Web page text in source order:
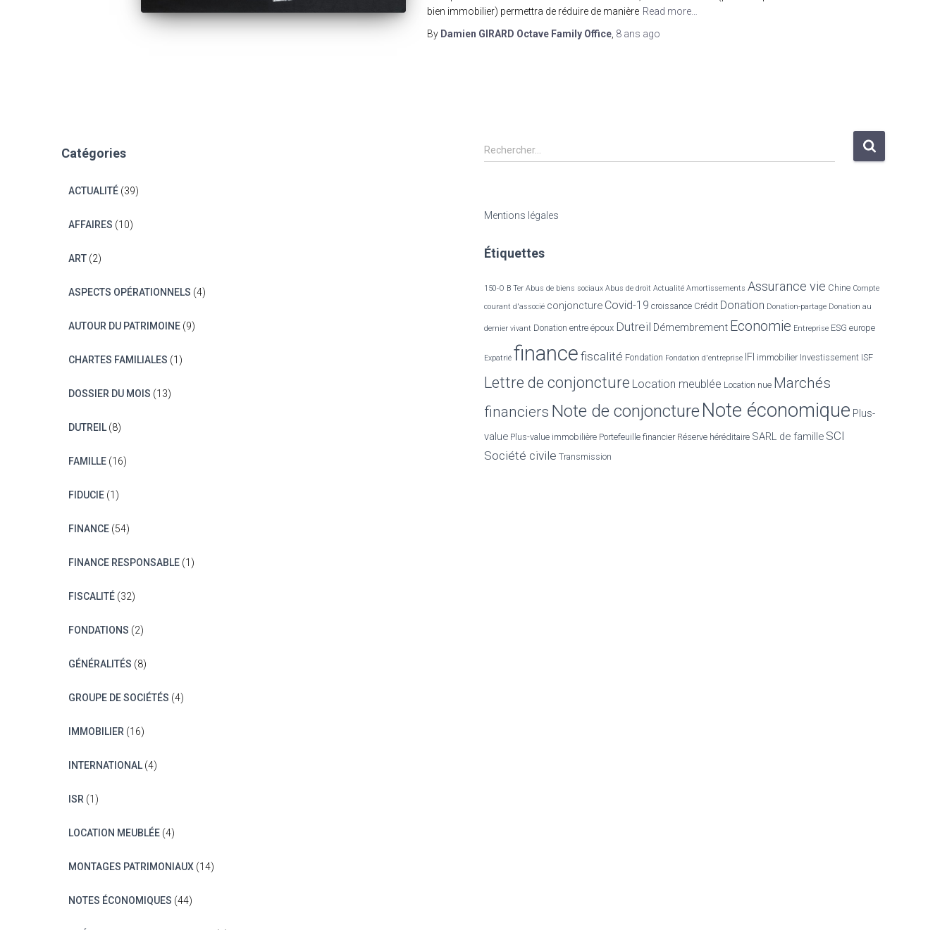
bien immobilier) permettra de réduire de manière Read more…
By Damien GIRARD Octave Family Office, 8 ans ago
Catégories
ACTUALITÉ (39)
AFFAIRES (10)
ART (2)
ASPECTS OPÉRATIONNELS (4)
AUTOUR DU PATRIMOINE (9)
CHARTES FAMILIALES (1)
DOSSIER DU MOIS (13)
DUTREIL (8)
FAMILLE (16)
FIDUCIE (1)
FINANCE (54)
FINANCE RESPONSABLE (1)
FISCALITÉ (32)
FONDATIONS (2)
GÉNÉRALITÉS (8)
GROUPE DE SOCIÉTÉS (4)
IMMOBILIER (16)
INTERNATIONAL (4)
ISR (1)
LOCATION MEUBLÉE (4)
MONTAGES PATRIMONIAUX (14)
NOTES ÉCONOMIQUES (44)
R
e
r
h
r
Rechercher…
Mentions légales
Étiquettes
150-O B Ter Abus de biens sociaux Abus de droit Actualité Amortissements Assurance vie Chine Compte
courant d'associé conjoncture Covid-19 croissance Crédit Donation Donation-partage Donation au
dernier vivant Donation entre époux Dutreil Démembrement Economie Entreprise ESG europe
Expatrié finance fiscalité Fondation Fondation d'entreprise IFI immobilier Investissement ISF
Lettre de conjoncture Location meublée Location nue Marchés
financiers Note de conjoncture Note économique Plus-
value Plus-value immobilière Portefeuille financier Réserve héréditaire SARL de famille SCI
Société civile Transmission